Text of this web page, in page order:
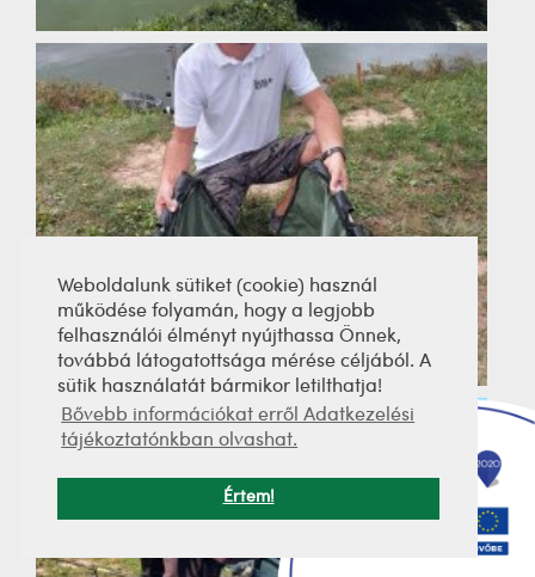
Weboldalunk sütiket (cookie) használ
működése folyamán, hogy a legjobb
felhasználói élményt nyújthassa Önnek,
továbbá látogatottsága mérése céljából. A
sütik használatát bármikor letilthatja!
Bővebb információkat erről Adatkezelési
tájékoztatónkban olvashat.
Értem!